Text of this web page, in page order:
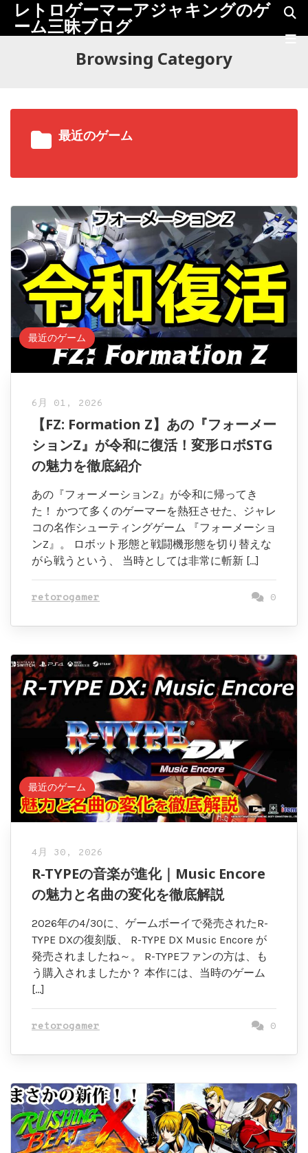
レトロゲーマーアジャキングのゲ
ーム三昧ブログ
Browsing Category
最近のゲーム
最近のゲーム
6月 01, 2026
【FZ: Formation Z】あの『フォーメー
ションZ』が令和に復活！変形ロボSTG
の魅力を徹底紹介
あの『フォーメーションZ』が令和に帰ってき
た！ かつて多くのゲーマーを熱狂させた、ジャレ
コの名作シューティングゲーム 『フォーメーショ
ンZ』。 ロボット形態と戦闘機形態を切り替えな
がら戦うという、 当時としては非常に斬新 […]
retorogamer 0
最近のゲーム
4月 30, 2026
R-TYPEの音楽が進化｜Music Encore
の魅力と名曲の変化を徹底解説
2026年の4/30に、ゲームボーイで発売されたR-
TYPE DXの復刻版、 R-TYPE DX Music Encore が
発売されましたね～。 R-TYPEファンの方は、も
う購入されましたか？ 本作には、当時のゲーム
[…]
retorogamer 0